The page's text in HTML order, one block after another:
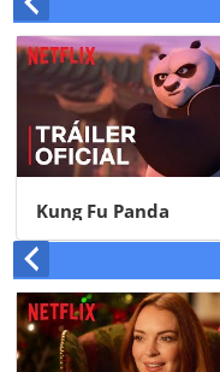
Kung Fu Panda